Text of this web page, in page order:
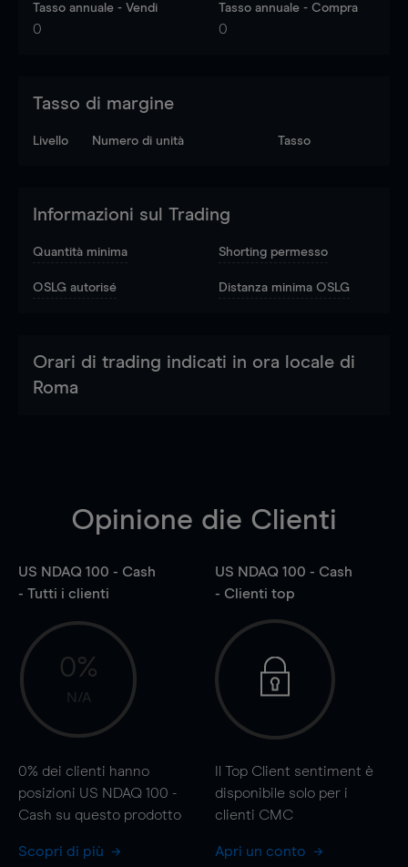
Tasso annuale - Vendi
0
Tasso annuale - Compra
0
Tasso di margine
Livello Numero di unità Tasso
Informazioni sul Trading
Quantità minima Shorting permesso
OSLG autorisé Distanza minima OSLG
Orari di trading indicati in ora locale di
Roma
Opinione die Clienti
US NDAQ 100 - Cash
- Tutti i clienti
0%
N/A
0% dei clienti hanno
posizioni US NDAQ 100 -
Cash su questo prodotto
Scopri di più
US NDAQ 100 - Cash
- Clienti top
Il Top Client sentiment è
disponibile solo per i
clienti CMC
Apri un conto